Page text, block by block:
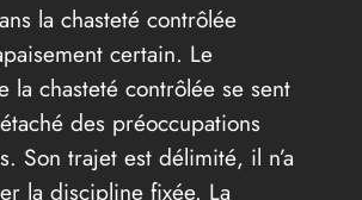
la chasteté contrôlée
certain. Le
la chasteté contrôlée se sent
des préoccupations
Son trajet est délimité, il n’a
la discipline fixée. La